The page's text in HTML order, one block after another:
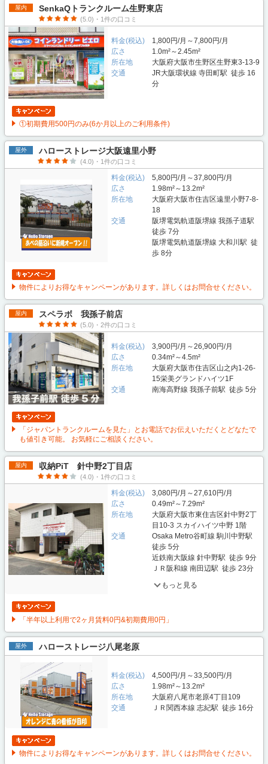
屋内 SenkaQトランクルーム生野東店
(5.0)・1件の口コミ
料金(税込)
1,800円/月～7,800円/月
広さ
1.0m²～2.45m²
所在地
大阪府大阪市生野区生野東3-13-9
交通
JR大阪環状線 寺田町駅 徒歩 16
分
①初期費用500円のみ(6か月以上のご利用条件)
屋外 ハローストレージ大阪遠里小野
(4.0)・1件の口コミ
料金(税込)
5,800円/月～37,800円/月
広さ
1.98m²～13.2m²
所在地
大阪府大阪市住吉区遠里小野7-8-
18
交通
阪堺電気軌道阪堺線 我孫子道駅
徒歩 7分
阪堺電気軌道阪堺線 大和川駅 徒
歩 8分
物件によりお得なキャンペーンがあります。詳しくはお問合せください。
屋内 スペラボ 我孫子前店
(5.0)・2件の口コミ
料金(税込)
3,900円/月～26,900円/月
広さ
0.34m²～4.5m²
所在地
大阪府大阪市住吉区山之内1-26-
15栄美グランドハイツ1F
交通
南海高野線 我孫子前駅 徒歩 5分
「ジャパントランクルームを見た」とお電話でお伝えいただくとどなたで
も値引き可能。 お気軽にご相談ください。
屋内 収納PiT 針中野2丁目店
(4.0)・1件の口コミ
料金(税込)
3,080円/月～27,610円/月
広さ
0.49m²～7.29m²
所在地
大阪府大阪市東住吉区針中野2丁
目10-3 スカイハイツ中野 1階
交通
Osaka Metro谷町線 駒川中野駅
徒歩 5分
近鉄南大阪線 針中野駅 徒歩 9分
ＪＲ阪和線 南田辺駅 徒歩 23分
もっと見る
「半年以上利用で2ヶ月賃料0円&初期費用0円」
屋外 ハローストレージ八尾老原
料金(税込)
4,500円/月～33,500円/月
広さ
1.98m²～13.2m²
所在地
大阪府八尾市老原4丁目109
交通
ＪＲ関西本線 志紀駅 徒歩 16分
物件によりお得なキャンペーンがあります。詳しくはお問合せください。